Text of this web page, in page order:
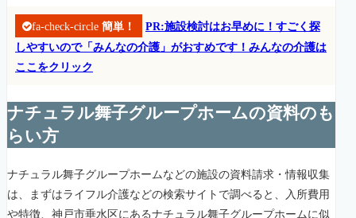
fa-check-circle 簡単！
PR:施設検討はお早めに！すごく探
しやすいので「みんなの介護」がおすめです！みんなの介護は
ここをクリック
ナチュラル舞子グループホームの資料のも
らい方
ナチュラル舞子グループホームなどの施設の資料請求・情報収集
は、まずはライフル介護などの検索サイトで調べると、入所費用
や特徴、神戸市垂水区にあるナチュラル舞子グループホームに似